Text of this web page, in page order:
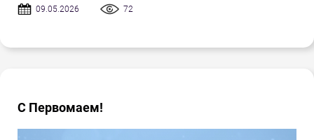
09.05.2026 72
С Первомаем!